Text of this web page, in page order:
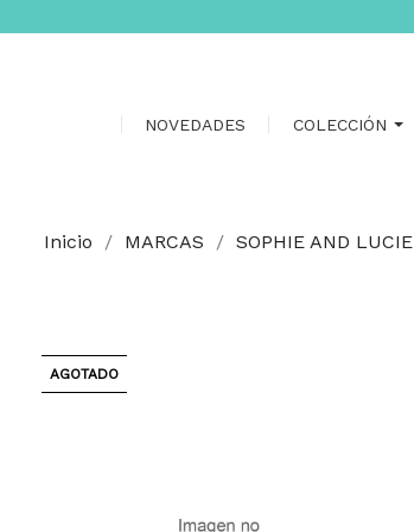
NOVEDADES COLECCIÓN
Inicio MARCAS SOPHIE AND LUCIE
AGOTADO